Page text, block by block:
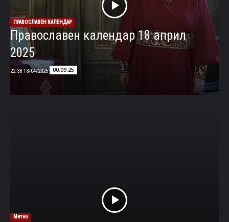
ПРАВОСЛАВЕН КАЛЕНДАР
Православен календар 18 април
2025
00:09:25
18/04/2025 22:38
Метео